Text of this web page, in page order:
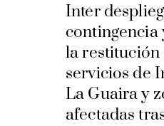
Inter
contingencia
la restitución
servicios de
La Guaira y
afectadas